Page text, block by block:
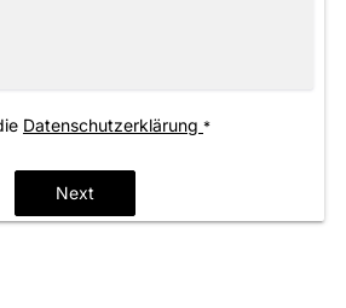
­Datenschutzerklärung *
Next